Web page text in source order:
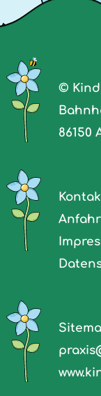
©
86150